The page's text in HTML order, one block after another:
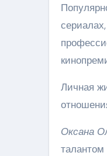
Личная
Оксана